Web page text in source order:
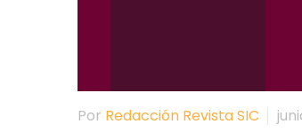
Por Redacción Revista SIC